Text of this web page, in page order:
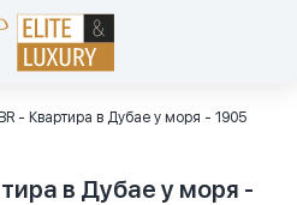
- Квартира в Дубае у моря - 1905
в Дубае у моря -